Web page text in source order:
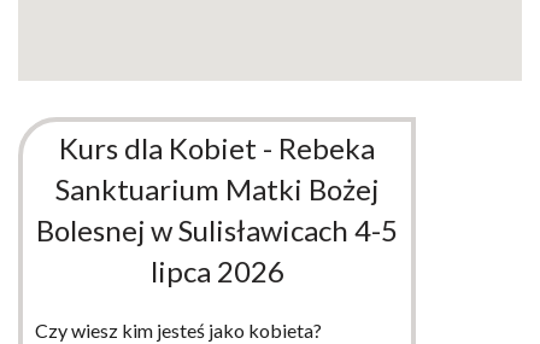
Kurs dla Kobiet - Rebeka
Sanktuarium Matki Bożej
Bolesnej w Sulisławicach 4-5
lipca 2026
Czy wiesz kim jesteś jako kobieta?